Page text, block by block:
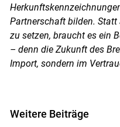
Partnerschaft bilden.
zu setzen, braucht es ein
– denn die Zukunft des
Import, sondern im
Weitere Beiträge